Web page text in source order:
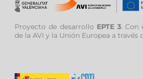
Proyecto de desarrollo EPTE 3. Con
de la AVI y la Unión Europea a través